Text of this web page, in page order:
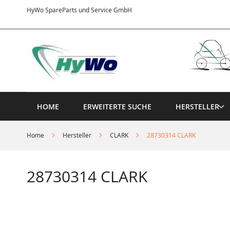
HyWo SpareParts und Service GmbH
Inhalt
HOME ERWEITERTE SUCHE HERSTELLER
Home Hersteller CLARK 28730314 CLARK
28730314 CLARK